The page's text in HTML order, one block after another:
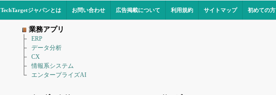
TechTargetジャパンとは お問い合わせ 広告掲載について 利用規約 サイトマップ 初めての方
業務アプリ
ERP
データ分析
CX
情報系システム
エンタープライズAI